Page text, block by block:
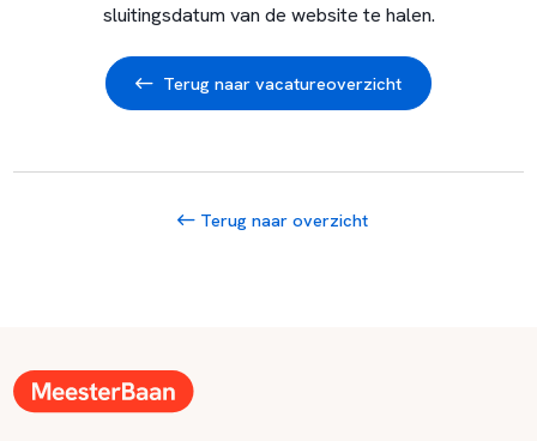
sluitingsdatum van de website te halen.
Terug naar vacatureoverzicht
Terug naar overzicht